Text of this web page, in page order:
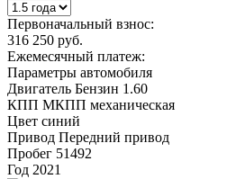
Первоначальный взнос:
316 250 руб.
Ежемесячный платеж:
Параметры автомобиля
Двигатель Бензин 1.60
КПП МКПП механическая
Цвет синий
Привод Передний привод
Пробег 51492
Год 2021